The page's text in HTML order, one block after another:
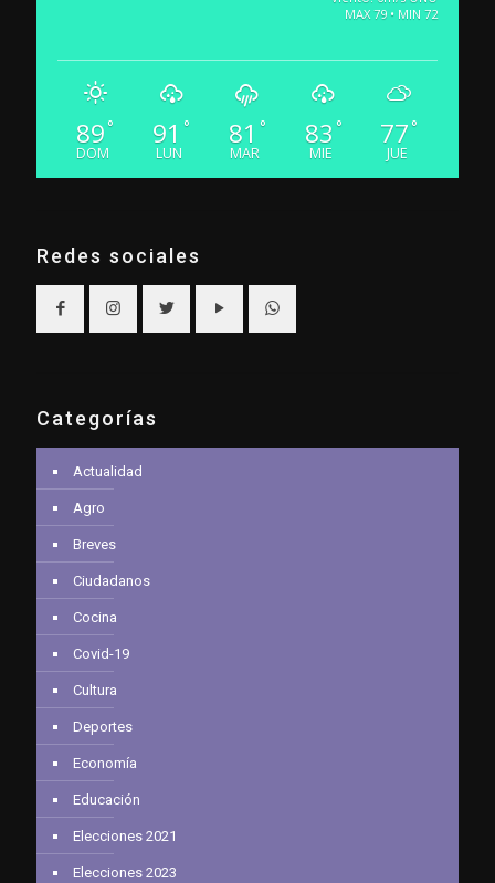
MAX 79 • MIN 72
89 °
DOM
91 °
LUN
81 °
MAR
83 °
MIE
77 °
JUE
Redes sociales
Categorías
Actualidad
Agro
Breves
Ciudadanos
Cocina
Covid-19
Cultura
Deportes
Economía
Educación
Elecciones 2021
Elecciones 2023